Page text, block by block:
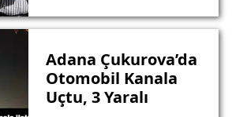
Adana Çukurova’da
Otomobil Kanala
Uçtu, 3 Yaralı